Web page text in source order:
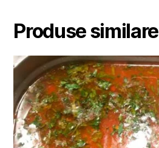
Produse similare